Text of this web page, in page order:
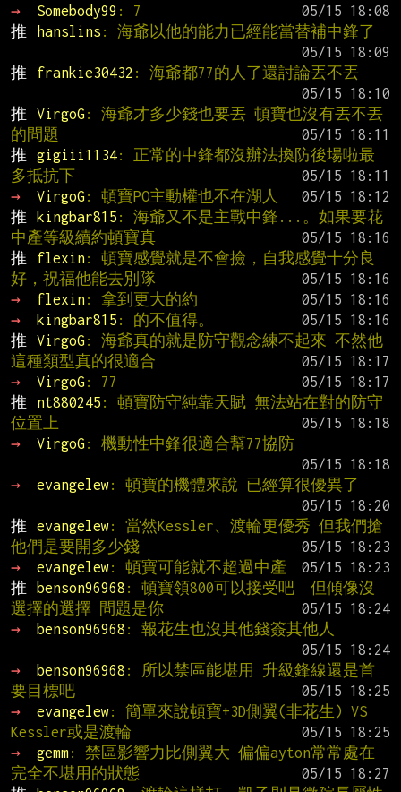
→
Somebody99 : 7
推
hanslins : 海爺以他的能力已經能當替補中鋒了
推
frankie30432 : 海爺都77的人了還討論丟不丟
推
VirgoG: 海爺才多少錢也要丟 頓寶也沒有丟不丟
的問題
推
gigiii1134: 正常的中鋒都沒辦法換防後場啦最
多抵抗下
→
VirgoG: 頓寶PO主動權也不在湖人
推
kingbar815 : 海爺又不是主戰中鋒...。如果要花
中產等級續約頓寶真
推
flexin: 頓寶感覺就是不會撿，自我感覺十分良
好，祝福他能去別隊
→
flexin: 拿到更大的約
→
kingbar815 : 的不值得。
推
VirgoG: 海爺真的就是防守觀念練不起來 不然他
這種類型真的很適合
→
VirgoG: 77
推
nt880245 : 頓寶防守純靠天賦 無法站在對的防守
位置上
→
VirgoG: 機動性中鋒很適合幫77協防
→
evangelew: 頓寶的機體來說 已經算很優異了
推
evangelew: 當然Kessler、渡輪更優秀 但我們搶
他們是要開多少錢
→
evangelew: 頓寶可能就不超過中產
推
benson96968 : 頓寶領800可以接受吧  但傾像沒
選擇的選擇 問題是你
→
benson96968 : 報花生也沒其他錢簽其他人
→
benson96968 : 所以禁區能堪用 升級鋒線還是首
要目標吧
→
evangelew: 簡單來說頓寶+3D側翼(非花生) VS
Kessler或是渡輪
→
gemm: 禁區影響力比側翼大 偏偏ayton常常處在
完全不堪用的狀態